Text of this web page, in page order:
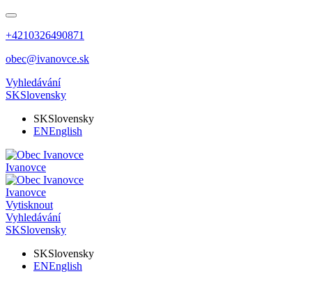
+4210326490871
obec@ivanovce.sk
Vyhledávání
SKSlovensky
SKSlovensky
ENEnglish
Ivanovce
Ivanovce
Vytisknout
Vyhledávání
SKSlovensky
SKSlovensky
ENEnglish